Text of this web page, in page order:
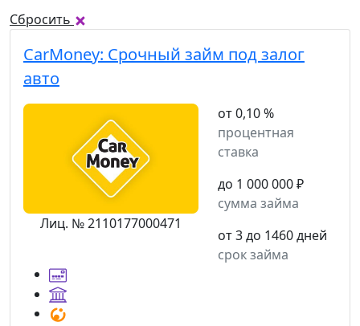
Сбросить
CarMoney: Срочный займ под залог
авто
Лиц. № 2110177000471
от 0,10 %
процентная
ставка
до 1 000 000 ₽
сумма займа
от 3 до 1460 дней
срок займа